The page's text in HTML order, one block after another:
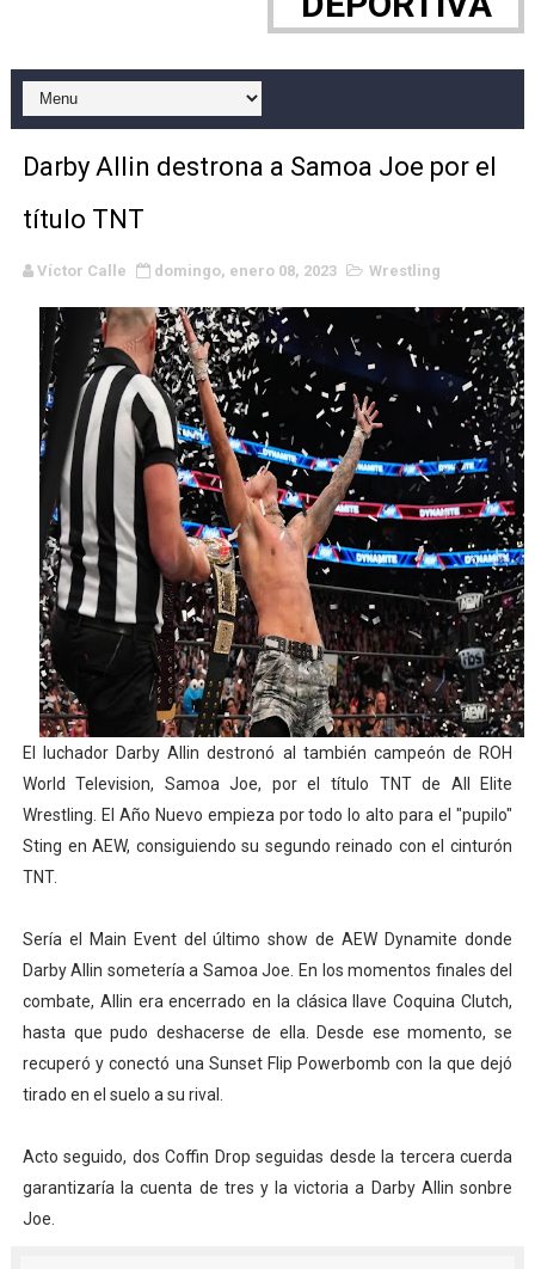
Canadian Football League 2026 - Week 10
EFA y AFLE 2026 - Regular season
Grandes éxitos por fin para Chelsea Green, Chad
Máxima celebración en el último Impact! con Jason
Mundial de esgrima 2026 (Hong Kong) - La
Raquel Rodriguez es la nueva monarca
Athletes Unlimited Softball League 2026 - Las Utah
Mundial de piragüismo slalom 2026 (Oklahoma City,
Tour de Francia masculino 2026 - Tadej Pogacar
Mundial de Fórmula 1 2026 - Lando Norris consigue
Copa del Mundo femenina 2026 - Estados Unidos
Campeonato de Europa de saltos 2026 (París,
Darby Allin destrona a Samoa Joe por el
título TNT
Víctor Calle domingo, enero 08, 2023 Wrestling
El luchador Darby Allin destronó al también campeón de ROH
World Television, Samoa Joe, por el título TNT de All Elite
Wrestling. El Año Nuevo empieza por todo lo alto para el "pupilo"
Sting en AEW, consiguiendo su segundo reinado con el cinturón
TNT.
Sería el Main Event del último show de AEW Dynamite donde
Darby Allin sometería a Samoa Joe. En los momentos finales del
combate, Allin era encerrado en la clásica llave Coquina Clutch,
hasta que pudo deshacerse de ella. Desde ese momento, se
recuperó y conectó una Sunset Flip Powerbomb con la que dejó
tirado en el suelo a su rival.
Acto seguido, dos Coffin Drop seguidas desde la tercera cuerda
garantizaría la cuenta de tres y la victoria a Darby Allin sonbre
Joe.